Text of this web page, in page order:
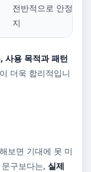
전반적으로 안정적
지
사용 목적과 패턴
더욱 합리적입니
보면 기대에 못 미
구보다는, 실제